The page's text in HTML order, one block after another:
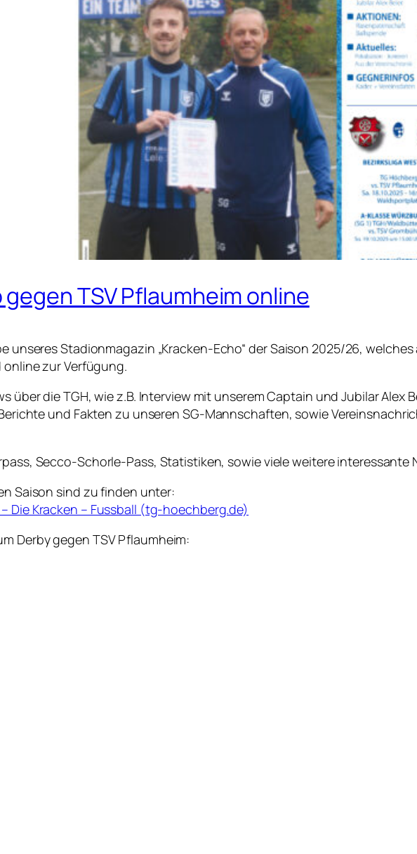
TSV Pflaumheim online
unseres Stadionmagazin „Kracken-Echo“ der Saison 2025/26,
zur Verfügung.
über die TGH, wie z.B. Interview mit unserem Captain und Jubilar Alex
und Fakten zu unseren SG-Mannschaften, sowie
Secco-Schorle-Pass, Statistiken, sowie viele weitere interessante
Saison sind zu finden unter:
Die Kracken – Fussball (tg-hoechberg.de)
Derby gegen TSV Pflaumheim: